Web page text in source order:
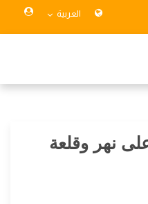
العربية
نهر وقلعة